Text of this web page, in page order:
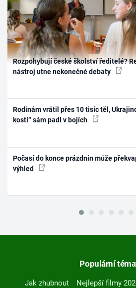
Rozpohybují české školství ředitelé?
nástroj utne nekonečné debaty
Rodinám vrátil přes 10 tisíc těl,
kostí“ sám padl v bojích
Počasí do konce prázdnin může
výhled
Populární
Jak zhubnout Nejlepší filmy